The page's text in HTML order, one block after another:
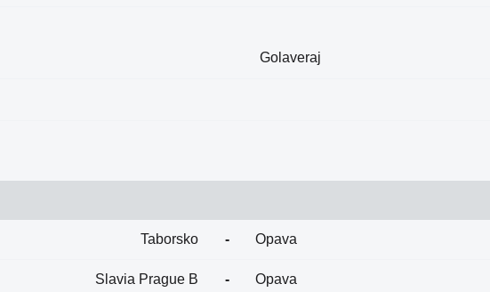
Golaveraj
Taborsko - Opava
Slavia Prague B - Opava